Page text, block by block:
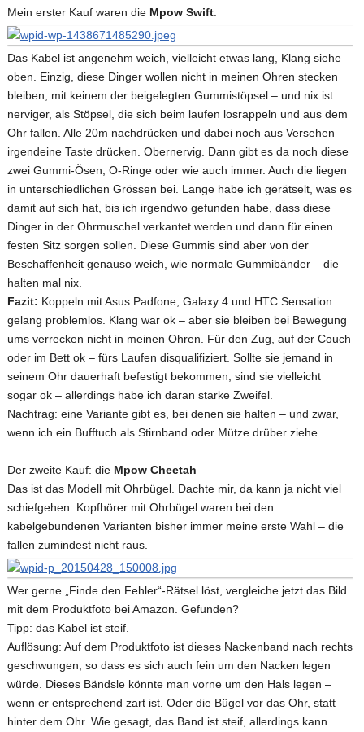
Mein erster Kauf waren die Mpow Swift.
Das Kabel ist angenehm weich, vielleicht etwas lang, Klang siehe
oben. Einzig, diese Dinger wollen nicht in meinen Ohren stecken
bleiben, mit keinem der beigelegten Gummistöpsel – und nix ist
nerviger, als Stöpsel, die sich beim laufen losrappeln und aus dem
Ohr fallen. Alle 20m nachdrücken und dabei noch aus Versehen
irgendeine Taste drücken. Obernervig. Dann gibt es da noch diese
zwei Gummi-Ösen, O-Ringe oder wie auch immer. Auch die liegen
in unterschiedlichen Grössen bei. Lange habe ich gerätselt, was es
damit auf sich hat, bis ich irgendwo gefunden habe, dass diese
Dinger in der Ohrmuschel verkantet werden und dann für einen
festen Sitz sorgen sollen. Diese Gummis sind aber von der
Beschaffenheit genauso weich, wie normale Gummibänder – die
halten mal nix.
Fazit: Koppeln mit Asus Padfone, Galaxy 4 und HTC Sensation
gelang problemlos. Klang war ok – aber sie bleiben bei Bewegung
ums verrecken nicht in meinen Ohren. Für den Zug, auf der Couch
oder im Bett ok – fürs Laufen disqualifiziert. Sollte sie jemand in
seinem Ohr dauerhaft befestigt bekommen, sind sie vielleicht
sogar ok – allerdings habe ich daran starke Zweifel.
Nachtrag: eine Variante gibt es, bei denen sie halten – und zwar,
wenn ich ein Bufftuch als Stirnband oder Mütze drüber ziehe.
Der zweite Kauf: die Mpow Cheetah
Das ist das Modell mit Ohrbügel. Dachte mir, da kann ja nicht viel
schiefgehen. Kopfhörer mit Ohrbügel waren bei den
kabelgebundenen Varianten bisher immer meine erste Wahl – die
fallen zumindest nicht raus.
Wer gerne „Finde den Fehler“-Rätsel löst, vergleiche jetzt das Bild
mit dem Produktfoto bei Amazon. Gefunden?
Tipp: das Kabel ist steif.
Auflösung: Auf dem Produktfoto ist dieses Nackenband nach rechts
geschwungen, so dass es sich auch fein um den Nacken legen
würde. Dieses Bändsle könnte man vorne um den Hals legen –
wenn er entsprechend zart ist. Oder die Bügel vor das Ohr, statt
hinter dem Ohr. Wie gesagt, das Band ist steif, allerdings kann